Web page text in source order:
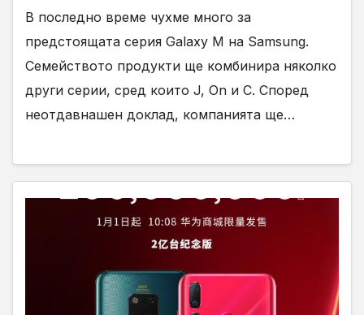
В последно време чухме много за
предстоящата серия Galaxy M на Samsung.
Семейството продукти ще комбинира няколко
други серии, сред които J, On и С. Според
неотдавнашен доклад, компанията ще…